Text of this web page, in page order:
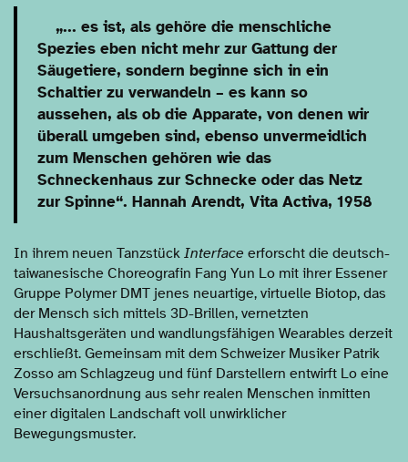
„... es ist, als gehöre die menschliche
Spezies eben nicht mehr zur Gattung der
Säugetiere, sondern beginne sich in ein
Schaltier zu verwandeln – es kann so
aussehen, als ob die Apparate, von denen wir
überall umgeben sind, ebenso unvermeidlich
zum Menschen gehören wie das
Schneckenhaus zur Schnecke oder das Netz
zur Spinne“. Hannah Arendt, Vita Activa, 1958
In ihrem neuen Tanzstück Interface erforscht die deutsch-
taiwanesische Choreografin Fang Yun Lo mit ihrer Essener
Gruppe Polymer DMT jenes neuartige, virtuelle Biotop, das
der Mensch sich mittels 3D-Brillen, vernetzten
Haushaltsgeräten und wandlungsfähigen Wearables derzeit
erschließt. Gemeinsam mit dem Schweizer Musiker Patrik
Zosso am Schlagzeug und fünf Darstellern entwirft Lo eine
Versuchsanordnung aus sehr realen Menschen inmitten
einer digitalen Landschaft voll unwirklicher
Bewegungsmuster.